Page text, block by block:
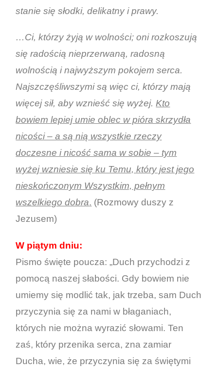
stanie się słodki, delikatny i prawy.
…Ci, którzy żyją w wolności; oni rozkoszują
się radością nieprzerwaną, radosną
wolnością i najwyższym pokojem serca.
Najszczęśliwszymi są więc ci, którzy mają
więcej sił, aby wznieść się wyżej. Kto
bowiem lepiej umie oblec w pióra skrzydła
nicości – a są nią wszystkie rzeczy
doczesne i nicość sama w sobie – tym
wyżej wzniesie się ku Temu, który jest jego
nieskończonym Wszystkim, pełnym
wszelkiego dobra. (Rozmowy duszy z
Jezusem)
W piątym dniu:
Pismo święte poucza: „Duch przychodzi z
pomocą naszej słabości. Gdy bowiem nie
umiemy się modlić tak, jak trzeba, sam Duch
przyczynia się za nami w błaganiach,
których nie można wyrazić słowami. Ten
zaś, który przenika serca, zna zamiar
Ducha, wie, że przyczynia się za świętymi